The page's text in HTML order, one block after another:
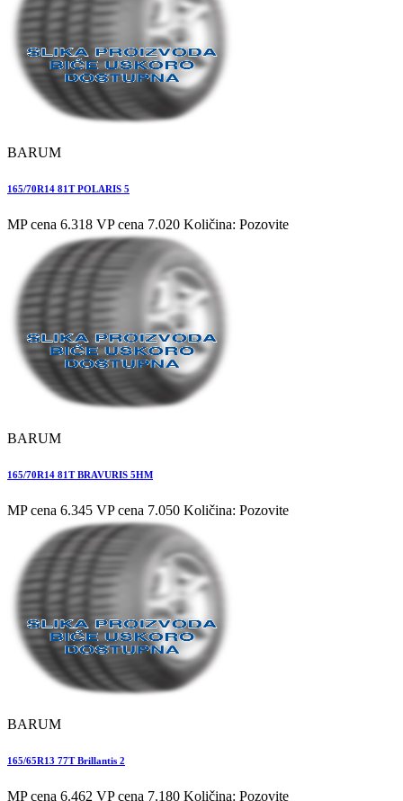
BARUM
165/70R14 81T POLARIS 5
MP cena 6.318 VP cena 7.020 Količina: Pozovite
BARUM
165/70R14 81T BRAVURIS 5HM
MP cena 6.345 VP cena 7.050 Količina: Pozovite
BARUM
165/65R13 77T Brillantis 2
MP cena 6.462 VP cena 7.180 Količina: Pozovite